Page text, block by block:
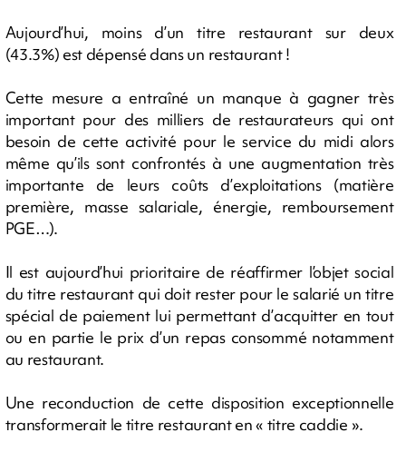
Aujourd’hui, moins d’un titre restaurant sur deux
(43.3%) est dépensé dans un restaurant !
Cette mesure a entraîné un manque à gagner très
important pour des milliers de restaurateurs qui ont
besoin de cette activité pour le service du midi alors
même qu’ils sont confrontés à une augmentation très
importante de leurs coûts d’exploitations (matière
première, masse salariale, énergie, remboursement
PGE…).
Il est aujourd’hui prioritaire de réaffirmer l’objet social
du titre restaurant qui doit rester pour le salarié un titre
spécial de paiement lui permettant d’acquitter en tout
ou en partie le prix d’un repas consommé notamment
au restaurant.
Une reconduction de cette disposition exceptionnelle
transformerait le titre restaurant en « titre caddie ».